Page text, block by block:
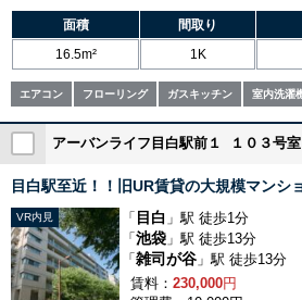
面積 間取り
16.5m²
1K
エアコン フローリング ガスキッチン 室内洗濯
アーバンライフ目白駅前１ １０３号室
目白駅至近！！旧UR賃貸の大規模マンシ
VR内見 「 目白 」駅 徒歩1分
「 池袋 」駅 徒歩13分
「 雑司が谷 」駅 徒歩13分
賃料： 230,000円